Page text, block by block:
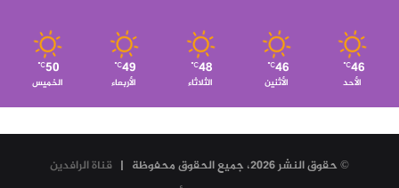
46
℃
الأحد
46
℃
الأثنين
48
℃
الثلاثاء
49
℃
الأربعاء
50
℃
الخميس
© حقوق النشر 2026، جميع الحقوق محفوظة |
قناة الرافدين